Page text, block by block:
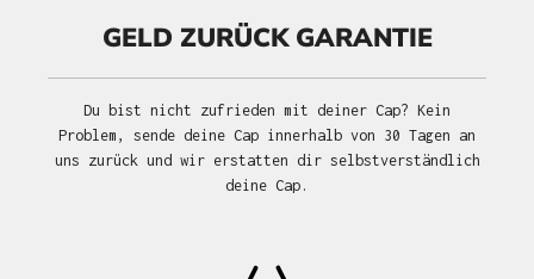
GELD ZURÜCK GARANTIE
Du bist nicht zufrieden mit deiner Cap? Kein
Problem, sende deine Cap innerhalb von 30 Tagen an
uns zurück und wir erstatten dir selbstverständlich
deine Cap.